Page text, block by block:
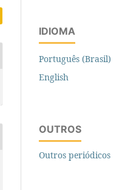
IDIOMA
Português (Brasil)
English
OUTROS
Outros periódicos